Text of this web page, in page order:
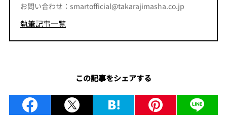
お問い合わせ：smartofficial@takarajimasha.co.jp
執筆記事一覧
この記事をシェアする